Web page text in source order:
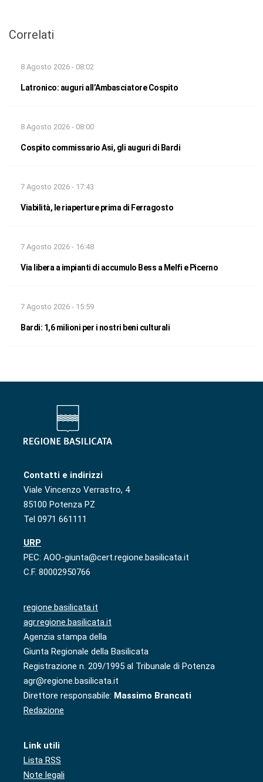
Correlati
8 Agosto 2026 - 08:02
Latronico: auguri all’Ambasciatore Cospito
8 Agosto 2026 - 08:00
Cospito commissario Asi, gli auguri di Bardi
7 Agosto 2026 - 17:43
Viabilità, le riaperture prima di Ferragosto
7 Agosto 2026 - 16:48
Via libera a impianti di accumulo Bess a Melfi e Picerno
7 Agosto 2026 - 15:59
Bardi: 1,6 milioni per i nostri beni culturali
Contatti e indirizzi
Viale Vincenzo Verrastro, 4
85100 Potenza PZ
Tel 0971 661111
URP
PEC: AOO-giunta@cert.regione.basilicata.it
C.F. 80002950766
regione.basilicata.it
agr.regione.basilicata.it
Agenzia stampa della
Giunta Regionale della Basilicata
Registrazione n. 209/1995 al Tribunale di Potenza
agr@regione.basilicata.it
Direttore responsabile: Massimo Brancati
Redazione
Link utili
Lista RSS
Note legali